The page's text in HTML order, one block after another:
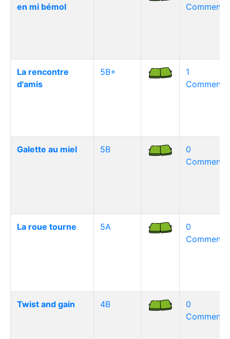
en mi bémol
La rencontre
d'amis
5B+
1
Galette au miel 5B
0
La roue tourne 5A
0
Twist and gain 4B
0